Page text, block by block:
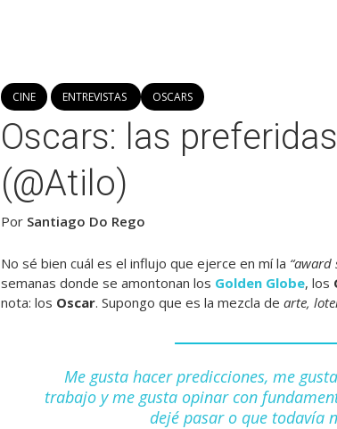
CINE ENTREVISTAS OSCARS
Oscars: las
(@Atilo)
Por Santiago Do Rego
No sé bien cuál es el influjo que ejerce en mí la “award
semanas donde se amontonan los Golden Globe, los
nota: los Oscar. Supongo que es la mezcla de arte,
Me gusta hacer predicciones, me
trabajo y me gusta opinar con
dejé pasar o que todavía